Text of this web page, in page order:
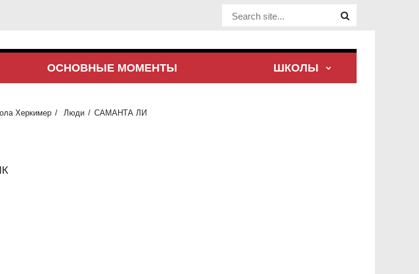
Website Site
ОСНОВНЫЕ МОМЕНТЫ ШКОЛЫ
Херкимер Люди САМАНТА ЛИ